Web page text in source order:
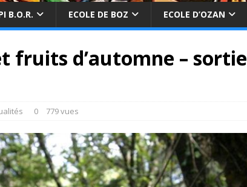
B.O.R. ECOLE DE BOZ ECOLE D’OZAN
fruits d’automne – sortie
0 779 vues